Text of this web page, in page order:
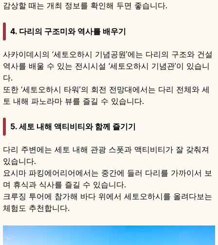
감상할 때는 개최 정보를 확인해 두면 좋습니다.
4. 다리의 구조미와 역사를 배우기
사카이데시의 ‘세토오하시 기념공원’에는 다리의 구조와 건설
역사를 배울 수 있는 전시시설 ‘세토오하시 기념관’이 있습니
다.
또한 ‘세토오하시 타워’의 회전 전망대에서는 다리 전체와 세
토 내해 파노라마 뷰를 즐길 수 있습니다.
5. 세토 내해 액티비티와 함께 즐기기
다리 주변에는 세토 내해 관광 스폿과 액티비티가 잘 갖춰져
있습니다.
요시마 파킹에어리어에서는 중간에 들러 다리를 가까이서 보
며 휴식과 식사를 즐길 수 있습니다.
크루징 투어에 참가해 바다 위에서 세토오하시를 올려다보는
체험도 추천합니다.